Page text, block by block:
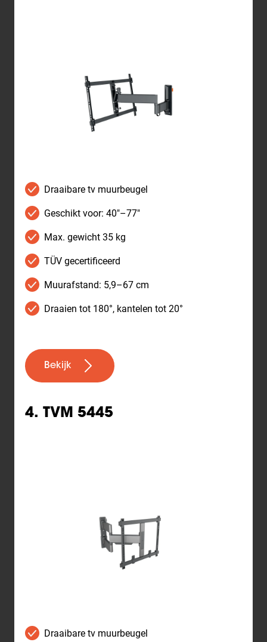
Draaibare tv muurbeugel
Geschikt voor: 40"–77"
Max. gewicht 35 kg
TÜV gecertificeerd
Muurafstand: 5,9–67 cm
Draaien tot 180°, kantelen tot 20°
Bekijk
4. TVM 5445
Draaibare tv muurbeugel